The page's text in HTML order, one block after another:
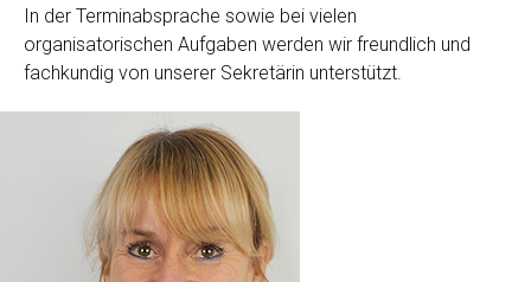
In der Terminabsprache sowie bei vielen
organisatorischen Aufgaben werden wir freundlich und
fachkundig von unserer Sekretärin unterstützt.